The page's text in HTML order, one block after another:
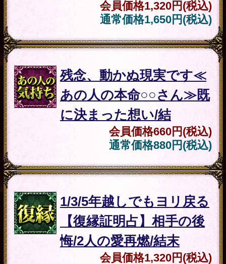
不倫『Hだけじゃ嫌……
私を選んで、離婚して』
相手の事情＆本音/結論
通常価格1,650円(税込)
彼に告白されたい、Hも
したい【二人の関係、今
後どうなる？】結婚/終
1,320円(税込)
通常価格1,650円(税込)
宿縁 全33章/当たって恋叶う
◆2人の宿縁×愛軌跡SP録
◆相性/結婚率/1年後
会員価格2,860円(税込)
通常価格3,520円(税込)